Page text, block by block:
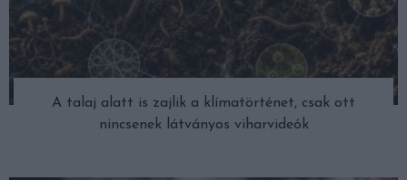
A talaj alatt is zajlik a klímatörténet, csak ott
nincsenek látványos viharvideók